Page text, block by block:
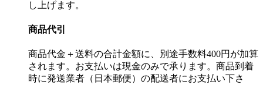
し上げます。
商品代引
商品代金＋送料の合計金額に、別途手数料400円が加算
されます。お支払いは現金のみで承ります。商品到着
時に発送業者（日本郵便）の配送者にお支払い下さ